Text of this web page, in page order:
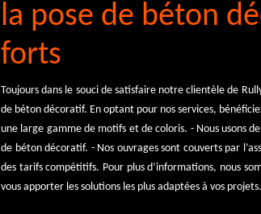
la pose de béton
forts
Toujours dans le souci de satisfaire notre clientèle de
de béton décoratif. En optant pour nos services,
une large gamme de motifs et de coloris. - Nous usons
de béton décoratif. - Nos ouvrages sont couverts par
des tarifs compétitifs. Pour plus d’informations, nous
vous apporter les solutions les plus adaptées à vos projets.